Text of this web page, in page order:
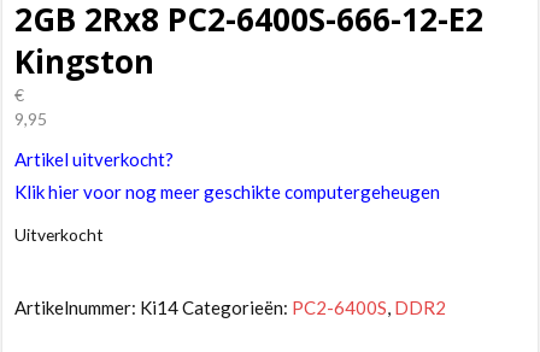
2GB 2Rx8 PC2-6400S-666-12-E2
Kingston
€
9,95
Artikel uitverkocht?
Klik hier voor nog meer geschikte computergeheugen
Uitverkocht
Artikelnummer: Ki14Categorieën: PC2-6400S, DDR2